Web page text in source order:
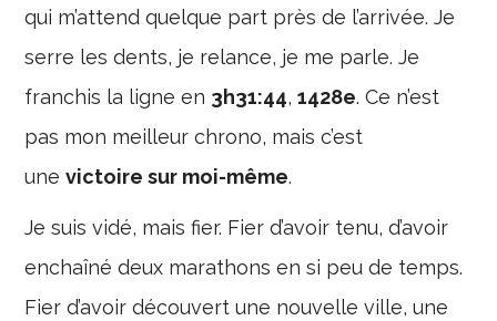
qui m’attend quelque part près de l’arrivée. Je
serre les dents, je relance, je me parle. Je
franchis la ligne en 3h31:44,1428e. Ce n’est
pas mon meilleur chrono, mais c’est
unevictoire sur moi-même.
Je suis vidé, mais fier. Fier d’avoir tenu, d’avoir
enchaîné deux marathons en si peu de temps.
Fier d’avoir découvert une nouvelle ville, une